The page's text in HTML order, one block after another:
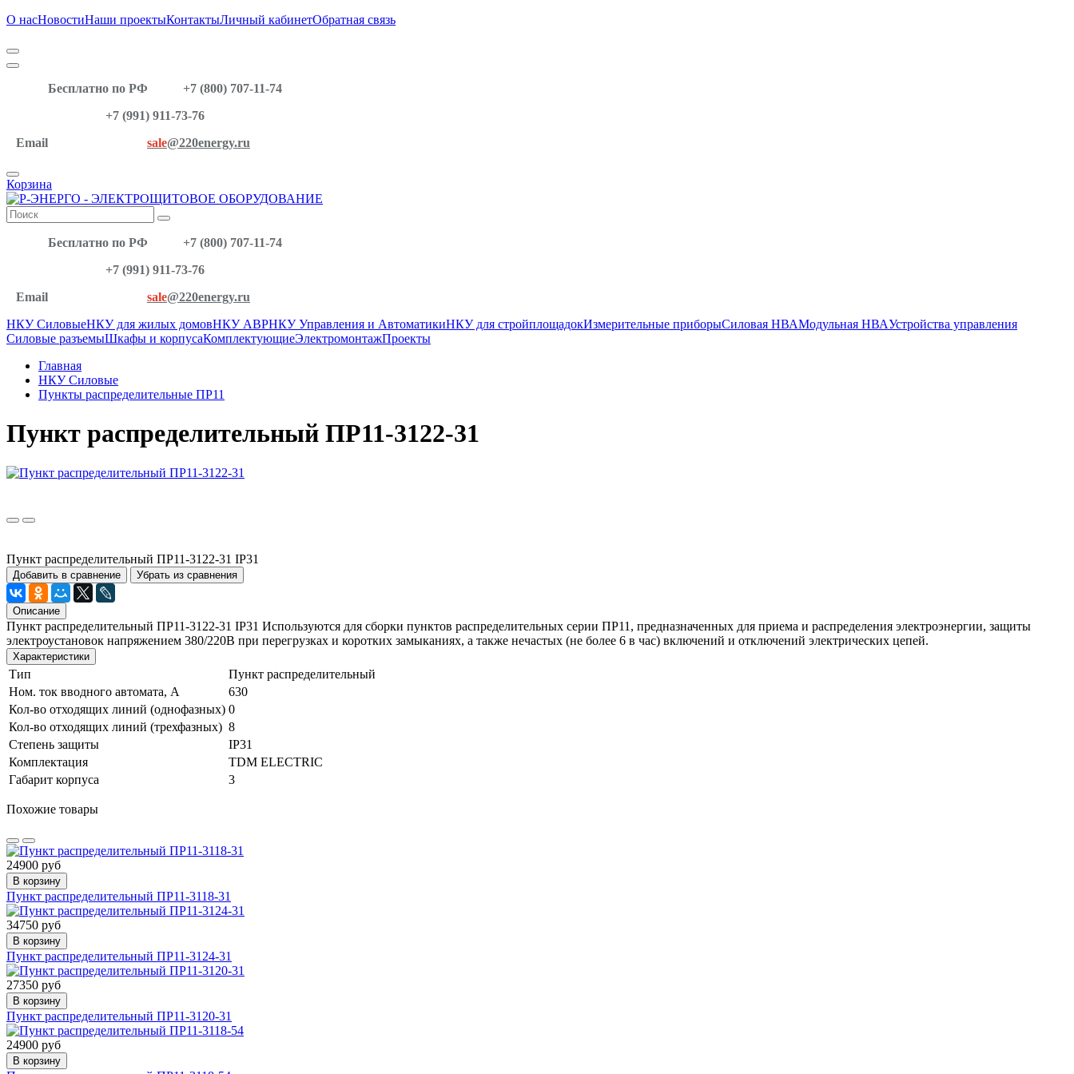
О насНовостиНаши проектыКонтактыЛичный кабинетОбратная связь
Бесплатно по РФ
+7 (800) 707-11-74
+7 (991) 911-73-76
Email
sale@220energy.ru
Корзина
Бесплатно по РФ
+7 (800) 707-11-74
+7 (991) 911-73-76
Email
sale@220energy.ru
НКУ СиловыеНКУ для жилых домовНКУ АВРНКУ Управления и АвтоматикиНКУ для стройплощадокИзмерительные приборыСиловая НВАМодульная НВАУстройства управления
Силовые разъемыШкафы и корпусаКомплектующиеЭлектромонтажПроекты
Главная
НКУ Силовые
Пункты распределительные ПР11
Пункт распределительный ПР11-3122-31
Пункт распределительный ПР11-3122-31 IP31
Добавить в сравнение Убрать из сравнения
Описание
Пункт распределительный ПР11-3122-31 IP31 Используются для сборки пунктов распределительных серии ПР11, предназначенных для приема и распределения электроэнергии, защиты
электроустановок напряжением 380/220В при перегрузках и коротких замыканиях, а также нечастых (не более 6 в час) включений и отключений электрических цепей.
Характеристики
Тип
Пункт распределительный
Ном. ток вводного автомата, А
630
Кол-во отходящих линий (однофазных) 0
Кол-во отходящих линий (трехфазных) 8
Степень защиты
IP31
Комплектация
TDM ELECTRIC
Габарит корпуса
3
Похожие товары
24900 руб
В корзину
Пункт распределительный ПР11-3118-31
34750 руб
В корзину
Пункт распределительный ПР11-3124-31
27350 руб
В корзину
Пункт распределительный ПР11-3120-31
24900 руб
В корзину